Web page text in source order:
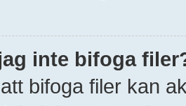
inte bifoga
bifoga filer kan